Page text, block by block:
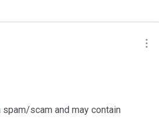
scam and may contain